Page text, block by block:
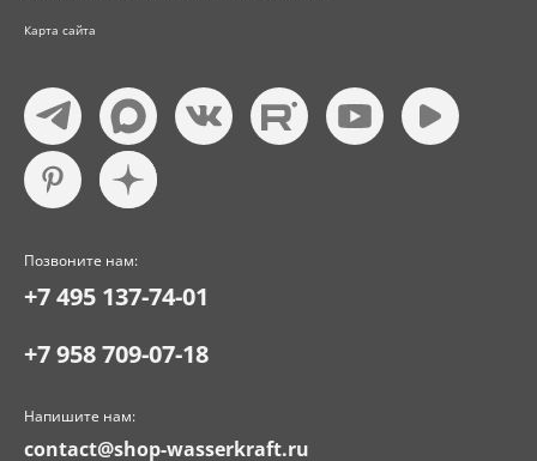
Карта сайта
Позвоните нам:
+7 495 137-74-01
+7 958 709-07-18
Напишите нам:
contact@shop-wasserkraft.ru